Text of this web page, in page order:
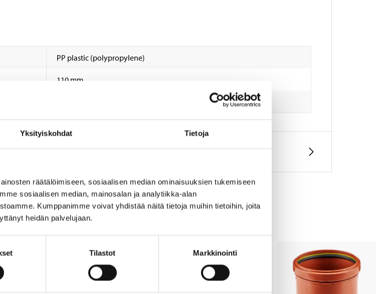
Yksityiskohdat Tietoja
räätälöimiseen, sosiaalisen median ominaisuuksien tukemiseen
sosiaalisen median, mainosalan ja analytiikka-alan
Kumppanimme voivat yhdistää näitä tietoja muihin tietoihin, joita
heidän palvelujaan.
Tilastot Markkinointi
PP plastic (polypropylene)
110 mm
also bought